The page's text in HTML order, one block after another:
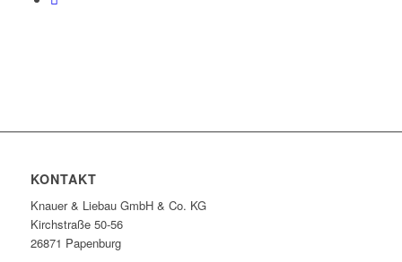
KONTAKT
Knauer & Liebau GmbH & Co. KG
Kirchstraße 50-56
26871 Papenburg